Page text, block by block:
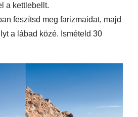
a kettlebellt.
feszítsd meg farizmaidat, majd
a lábad közé. Ismételd 30